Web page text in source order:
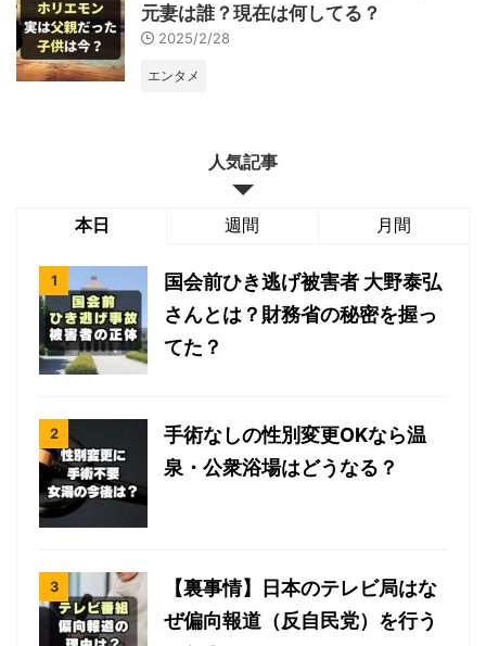
元妻は誰？現在は何してる？
2025/2/28
エンタメ
人気記事
本日 週間 月間
国会前ひき逃げ被害者 大野泰弘
さんとは？財務省の秘密を握っ
てた？
手術なしの性別変更OKなら温
泉・公衆浴場はどうなる？
【裏事情】日本のテレビ局はな
ぜ偏向報道（反自民党）を行う